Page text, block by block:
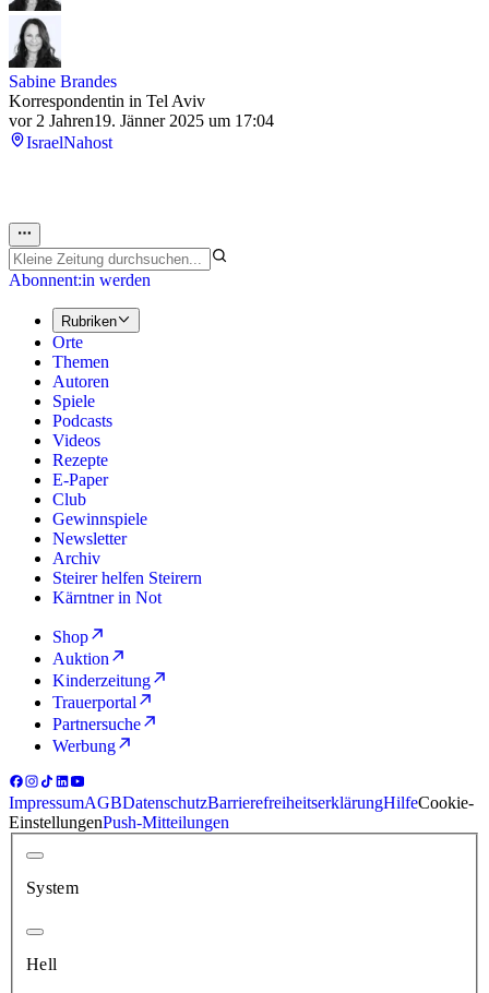
Sabine Brandes
Korrespondentin in Tel Aviv
vor 2 Jahren19. Jänner 2025 um 17:04
IsraelNahost
Abonnent:in werden
Rubriken
Orte
Themen
Autoren
Spiele
Podcasts
Videos
Rezepte
E-Paper
Club
Gewinnspiele
Newsletter
Archiv
Steirer helfen Steirern
Kärntner in Not
Shop
Auktion
Kinderzeitung
Trauerportal
Partnersuche
Werbung
ImpressumAGBDatenschutzBarrierefreiheitserklärungHilfeCookie-
EinstellungenPush-Mitteilungen
System
Hell